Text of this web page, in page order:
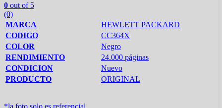
0 out of 5
(0)
MARCA
HEWLETT PACKARD
CODIGO
CC364X
COLOR
Negro
RENDIMIENTO
24.000 páginas
CONDICION
Nuevo
PRODUCTO
ORIGINAL
*la foto solo es referencial